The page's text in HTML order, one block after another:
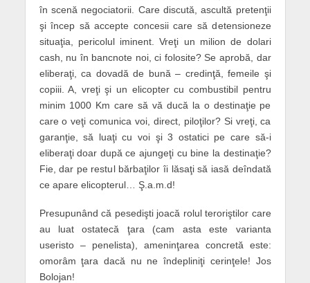
în scenă negociatorii. Care discută, ascultă pretenţii
şi încep să accepte concesii care să detensioneze
situaţia, pericolul iminent. Vreţi un milion de dolari
cash, nu în bancnote noi, ci folosite? Se aprobă, dar
eliberaţi, ca dovadă de bună – credinţă, femeile şi
copiii. A, vreţi şi un elicopter cu combustibil pentru
minim 1000 Km care să vă ducă la o destinaţie pe
care o veţi comunica voi, direct, piloţilor? Si vreţi, ca
garanţie, să luaţi cu voi şi 3 ostatici pe care să-i
eliberaţi doar după ce ajungeţi cu bine la destinaţie?
Fie, dar pe restul bărbaţilor îi lăsaţi să iasă deîndată
ce apare elicopterul… Ş.a.m.d!
Presupunând că pesedişti joacă rolul teroriştilor care
au luat ostatecă ţara (cam asta este varianta
useristo – penelista), ameninţarea concretă este:
omorâm ţara dacă nu ne îndepliniţi cerinţele! Jos
Bolojan!